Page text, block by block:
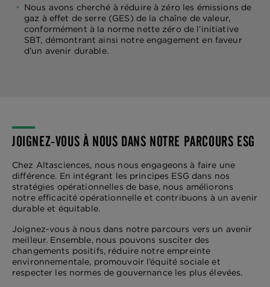
Nous avons cherché à réduire à zéro les émissions de
gaz à effet de serre (GES) de la chaîne de valeur,
conformément à la norme nette zéro de l’initiative
SBT, démontrant ainsi notre engagement en faveur
d’un avenir durable.
JOIGNEZ-VOUS À NOUS DANS NOTRE PARCOURS ESG
Chez Altasciences, nous nous engageons à faire une
différence. En intégrant les principes ESG dans nos
stratégies opérationnelles de base, nous améliorons
notre efficacité opérationnelle et contribuons à un avenir
durable et équitable.
Joignez-vous à nous dans notre parcours vers un avenir
meilleur. Ensemble, nous pouvons susciter des
changements positifs, réduire notre empreinte
environnementale, promouvoir l’équité sociale et
respecter les normes de gouvernance les plus élevées.